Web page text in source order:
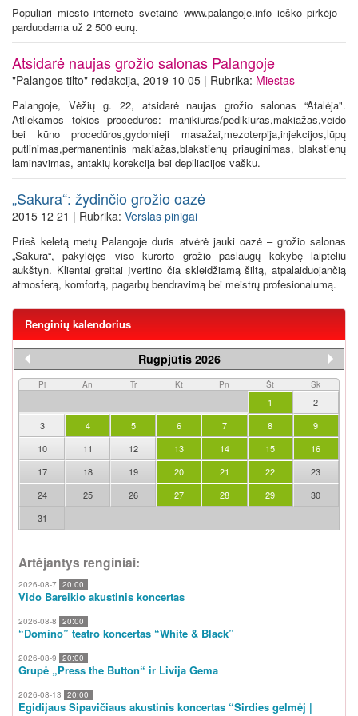
Populiari miesto interneto svetainė www.palangoje.info ieško pirkėjo -
parduodama už 2 500 eurų.
Atsidarė naujas grožio salonas Palangoje
"Palangos tilto" redakcija, 2019 10 05 | Rubrika: Miestas
Palangoje, Vėžių g. 22, atsidarė naujas grožio salonas “Atalėja".
Atliekamos tokios procedūros: manikiūras/pedikiūras,makiažas,veido
bei kūno procedūros,gydomieji masažai,mezoterpija,injekcijos,lūpų
putlinimas,permanentinis makiažas,blakstienų priauginimas, blakstienų
laminavimas, antakių korekcija bei depiliacijos vašku.
„Sakura“: žydinčio grožio oazė
2015 12 21 | Rubrika: Verslas pinigai
Prieš keletą metų Palangoje duris atvėrė jauki oazė – grožio salonas
„Sakura“, pakylėjęs viso kurorto grožio paslaugų kokybę laipteliu
aukštyn. Klientai greitai įvertino čia skleidžiamą šiltą, atpalaiduojančią
atmosferą, komfortą, pagarbų bendravimą bei meistrų profesionalumą.
Renginių kalendorius
Rugpjūtis 2026
Pi An Tr Kt Pn Št Sk
1
2
3
4 5 6 7 8
9
10
11 12 13 14 15
16
17
18 19 20 21 22
23
24
25 26 27 28 29
30
31
Artėjantys renginiai:
2026-08-7 20:00
Vido Bareikio akustinis koncertas
2026-08-8 20:00
“Domino” teatro koncertas “White & Black”
2026-08-9 20:00
Grupė „Press the Button“ ir Livija Gema
2026-08-13 20:00
Egidijaus Sipavičiaus akustinis koncertas “Širdies gelmėj |